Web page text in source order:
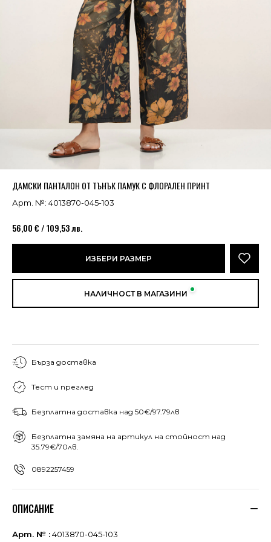
ДАМСКИ ПАНТАЛОН ОТ ТЪНЪК ПАМУК С ФЛОРАЛЕН ПРИНТ
Арт. №: 4013870-045-103
56,00 € / 109,53 лв.
ИЗБЕРИ РАЗМЕР
НАЛИЧНОСТ В МАГАЗИНИ
Бърза доставка
Тест и преглед
Безплатна доставка над 50€/97.79лв
Безплатна замяна на артикул на стойност над
35.79€/70лв.
0892257459
ОПИСАНИЕ
Арт. № :4013870-045-103